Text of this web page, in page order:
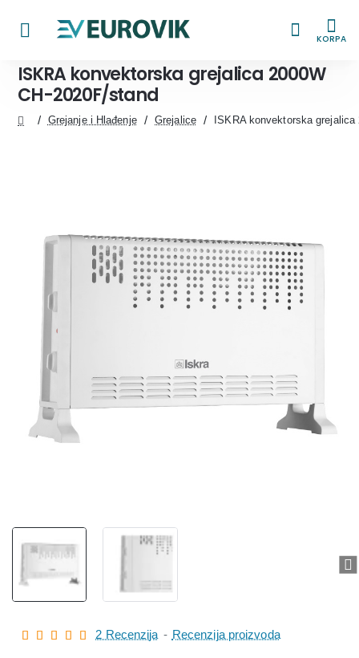
KORPA
ISKRA konvektorska grejalica 2000W
CH-2020F/stand
Grejanje i Hlađenje Grejalice ISKRA konvektorska
2 Recenzija - Recenzija proizvoda